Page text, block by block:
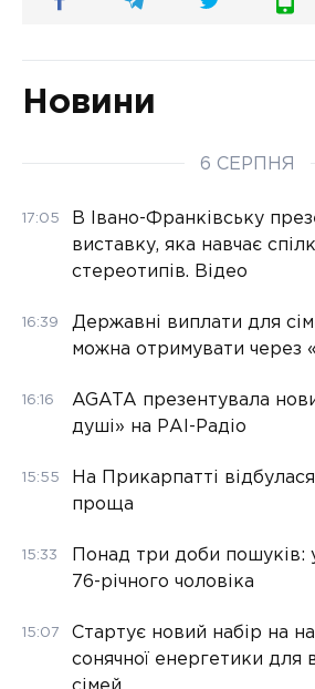
Новини
6 СЕРПНЯ
17:05
В Івано-Франківську
виставку, яка навчає
стереотипів. Відео
16:39
Державні виплати для
можна отримувати через
16:16
AGATA презентувала
душі» на РАІ-Радіо
15:55
На Прикарпатті
проща
15:33
Понад три доби пошуків:
76-річного чоловіка
15:07
Стартує новий набір на
сонячної енергетики для